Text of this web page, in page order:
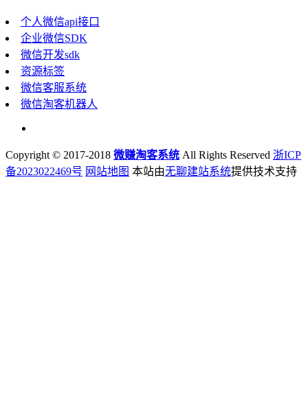
个人微信api接口
企业微信SDK
微信开发sdk
资源标签
微信客服系统
微信淘客机器人
Copyright © 2017-2018 微赚淘客系统 All Rights Reserved 浙ICP
备2023022469号 网站地图 本站由无聊建站系统提供技术支持